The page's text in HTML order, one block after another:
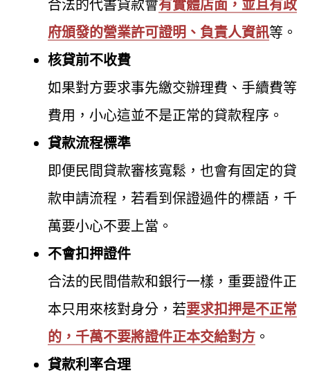
合法的代書貸款會有實體店面，並且有政
府頒發的營業許可證明、負責人資訊等。
核貸前不收費
如果對方要求事先繳交辦理費、手續費等
費用，小心這並不是正常的貸款程序。
貸款流程標準
即便民間貸款審核寬鬆，也會有固定的貸
款申請流程，若看到保證過件的標語，千
萬要小心不要上當。
不會扣押證件
合法的民間借款和銀行一樣，重要證件正
本只用來核對身分，若要求扣押是不正常
的，千萬不要將證件正本交給對方 。
貸款利率合理